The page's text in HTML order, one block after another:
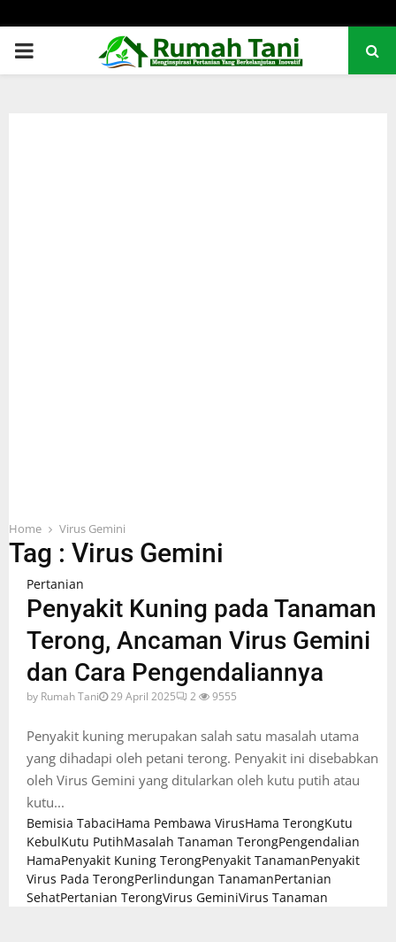
PRIMARY
Home Virus Gemini
Tag : Virus Gemini
Pertanian
Penyakit Kuning pada Tanaman
Terong, Ancaman Virus Gemini
dan Cara Pengendaliannya
by Rumah Tani 29 April 2025 2 9555
Penyakit kuning merupakan salah satu masalah utama
yang dihadapi oleh petani terong. Penyakit ini disebabkan
oleh Virus Gemini yang ditularkan oleh kutu putih atau
kutu...
Bemisia TabaciHama Pembawa VirusHama TerongKutu
KebulKutu PutihMasalah Tanaman TerongPengendalian
HamaPenyakit Kuning TerongPenyakit TanamanPenyakit
Virus Pada TerongPerlindungan TanamanPertanian
SehatPertanian TerongVirus GeminiVirus Tanaman